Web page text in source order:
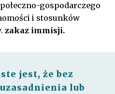
gospodarczego
i stosunków
zakaz immisji.
jest, że bez
lub